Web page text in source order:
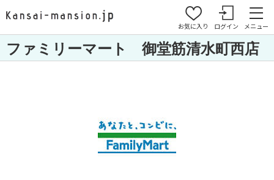
お気に入り ログイン メニュー
ファミリーマート 御堂筋清水町西店